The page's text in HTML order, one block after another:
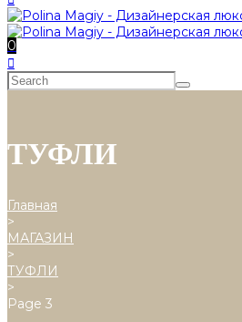
0
ТУФЛИ
Главная
>
МАГАЗИН
>
ТУФЛИ
>
Page 3